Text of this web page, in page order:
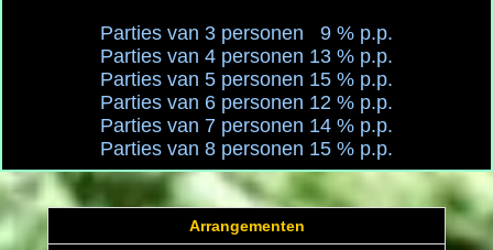
Parties van 3 personen 9 % p.p.
Parties van 4 personen 13 % p.p.
Parties van 5 personen 15 % p.p.
Parties van 6 personen 12 % p.p.
Parties van 7 personen 14 % p.p.
Parties van 8 personen 15 % p.p.
Arrangementen